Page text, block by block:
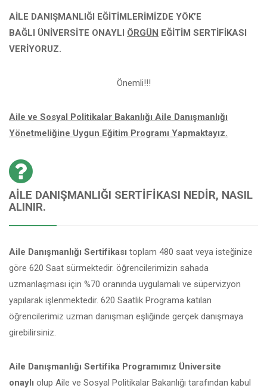
AİLE DANIŞMANLIĞI EĞİTİMLERİMİZDE YÖK’E
BAĞLI ÜNİVERSİTE ONAYLI ÖRGÜN EĞİTİM SERTİFİKASI
VERİYORUZ.
Önemli!!!
Aile ve Sosyal Politikalar Bakanlığı Aile Danışmanlığı
Yönetmeliğine Uygun Eğitim Programı Yapmaktayız.
AILE DANIŞMANLIĞI SERTIFIKASI NEDIR, NASIL
ALINIR.
Aile Danışmanlığı Sertifikası toplam 480 saat veya isteğinize
göre 620 Saat sürmektedir. öğrencilerimizin sahada
uzmanlaşması için %70 oranında uygulamalı ve süpervizyon
yapılarak işlenmektedir. 620 Saatlik Programa katılan
öğrencilerimiz uzman danışman eşliğinde gerçek danışmaya
girebilirsiniz.
Aile Danışmanlığı Sertifika Programımız Üniversite
onaylı olup Aile ve Sosyal Politikalar Bakanlığı tarafından kabul